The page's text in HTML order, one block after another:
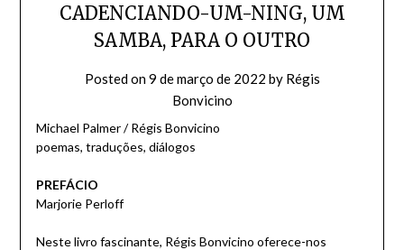
CADENCIANDO-UM-NING, UM
SAMBA, PARA O OUTRO
Posted on9 de março de 2022 by Régis
Bonvicino
Michael Palmer / Régis Bonvicino
poemas, traduções, diálogos
PREFÁCIO
Marjorie Perloff
Neste livro fascinante, Régis Bonvicino oferece-nos